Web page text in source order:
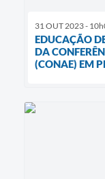
31 OUT 2023 -
EDUCAÇÃO
DA
(CONAE) EM